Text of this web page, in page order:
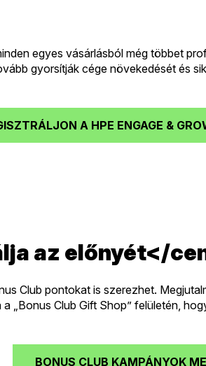
egyes vásárlásból még többet
gyorsítják cége növekedését és
A HPE ENGAGE &
az előnyét</
Club pontokat is szerezhet.
„Bonus Club Gift Shop” felületén,
BONUS CLUB KAMPÁNYOK